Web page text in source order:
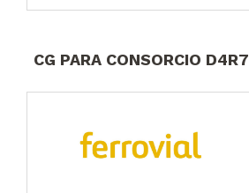
CG PARA CONSORCIO D4R7